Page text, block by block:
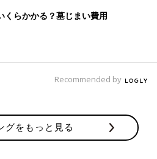
くらかかる？墓じまい費用
Recommended by
グをもっと見る